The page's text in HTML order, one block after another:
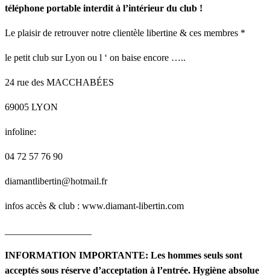
téléphone portable interdit à l’intérieur du club !
Le plaisir de retrouver notre clientèle libertine & ces membres *
le petit club sur Lyon ou l ‘ on baise encore …..
24 rue des MACCHABÉES
69005 LYON
infoline:
04 72 57 76 90
diamantlibertin@hotmail.fr
infos accès & club : www.diamant-libertin.com
INFORMATION IMPORTANTE: Les hommes seuls sont
acceptés sous réserve d’acceptation à l’entrée. Hygiène absolue